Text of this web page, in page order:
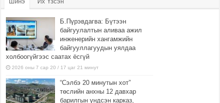
Б.Пүрэвдагва: Бүтээн
байгуулалтын аливаа ажил
инженерийн хангамжийн
байгууллагуудын уялдаа
холбоогүйгээс саатах ёсгүй
2026 оны 7 сар 20 / 17 цаг 21 минут
“Сэлбэ 20 минутын хот”
төслийн анхны 12 давхар
барилгын үндсэн карказ,